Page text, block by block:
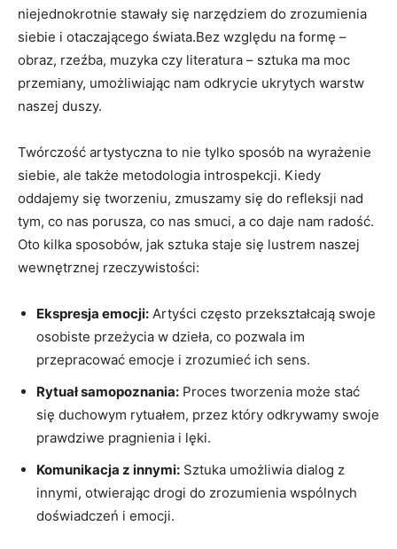
niejednokrotnie stawały się narzędziem do zrozumienia
siebie i otaczającego świata.Bez względu na formę –
obraz, rzeźba, muzyka czy literatura – sztuka ma moc
przemiany, umożliwiając nam odkrycie ukrytych warstw
naszej duszy.
Twórczość artystyczna to nie tylko sposób na wyrażenie
siebie, ale także metodologia introspekcji. Kiedy
oddajemy się tworzeniu, zmuszamy się do refleksji nad
tym, co nas porusza, co nas smuci, a co daje nam radość.
Oto kilka sposobów, jak sztuka staje się lustrem naszej
wewnętrznej rzeczywistości:
Ekspresja emocji: Artyści często przekształcają swoje
osobiste przeżycia w dzieła, co pozwala im
przepracować emocje i zrozumieć ich sens.
Rytuał samopoznania: Proces tworzenia może stać
się duchowym rytuałem, przez który odkrywamy swoje
prawdziwe pragnienia i lęki.
Komunikacja z innymi: Sztuka umożliwia dialog z
innymi, otwierając drogi do zrozumienia wspólnych
doświadczeń i emocji.